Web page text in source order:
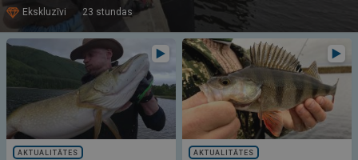
Ekskluzīvi 23 stundas
AKTUALITĀTES AKTUALITĀTES